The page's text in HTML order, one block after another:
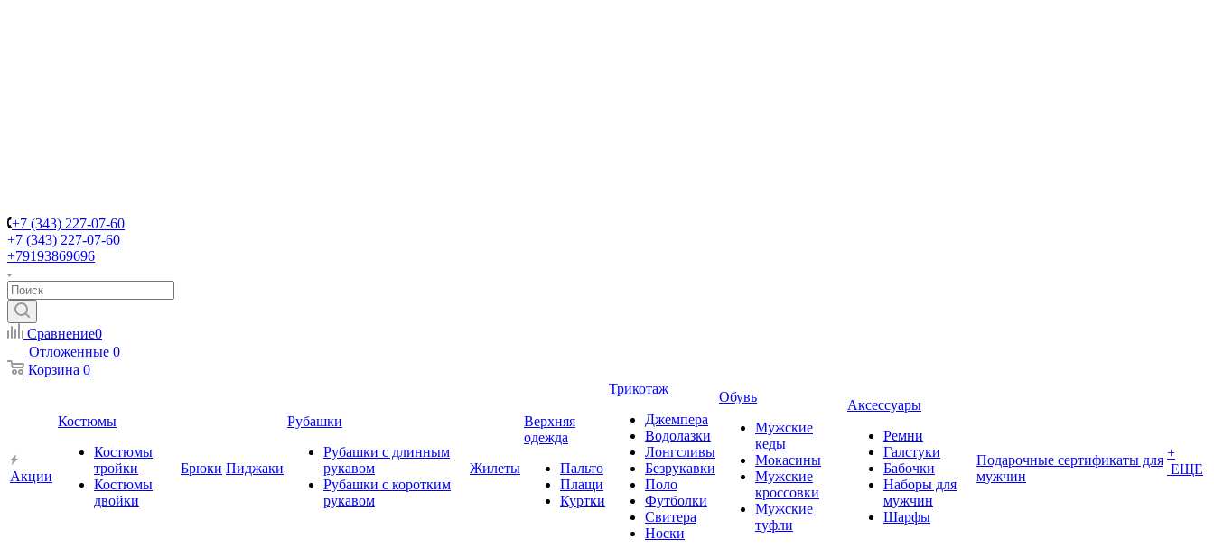
+7 (343) 227-07-60
+7 (343) 227-07-60
+79193869696
Сравнение0
Отложенные 0
Корзина 0
Акции
Костюмы
Костюмы
тройки
Костюмы
двойки
Брюки Пиджаки
Рубашки
Рубашки с длинным
рукавом
Рубашки с коротким
рукавом
Жилеты
Верхняя
одежда
Пальто
Плащи
Куртки
Трикотаж
Джемпера
Водолазки
Лонгсливы
Безрукавки
Поло
Футболки
Свитера
Носки
Обувь
Мужские
кеды
Мокасины
Мужские
кроссовки
Мужские
туфли
Аксессуары
Ремни
Галстуки
Бабочки
Наборы для
мужчин
Шарфы
Подарочные сертификаты для
мужчин
+
ЕЩЕ